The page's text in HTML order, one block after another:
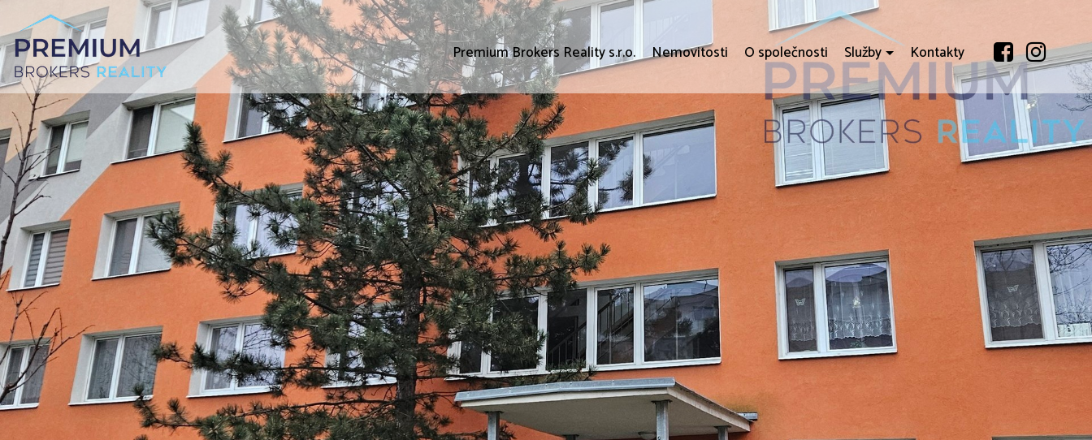
Premium Brokers Reality s.r.o. Nemovitosti O společnosti Služby Kontakty